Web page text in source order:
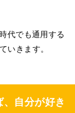
代でも通用する
いきます。
自分が好き